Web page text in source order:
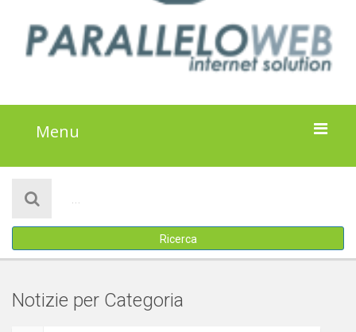
Menu
ATTIVITÀ
IL PROGETTO
Ricerca
Notizie per Categoria